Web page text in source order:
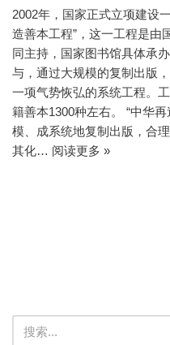
2002年，国家正式立项建设
造善本工程”，这一工程是由
同主持，国家图书馆具体承
与，通过大规模的复制出版
一项气势恢弘的系统工程。
籍善本1300种左右。 “中华
模、成系统地复制出版，合
其化… 阅读更多 »